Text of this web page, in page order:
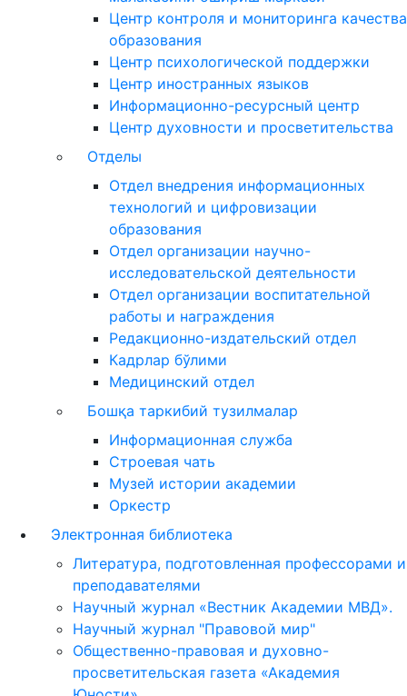
Центр контроля и мониторинга качества
образования
Центр психологической поддержки
Центр иностранных языков
Информационно-ресурсный центр
Центр духовности и просветительства
Отделы
Отдел внедрения информационных
технологий и цифровизации
образования
Отдел организации научно-
исследовательской деятельности
Отдел организации воспитательной
работы и награждения
Редакционно-издательский отдел
Кадрлар бўлими
Медицинский отдел
Бошқа таркибий тузилмалар
Информационная служба
Строевая чать
Музей истории академии
Оркестр
Электронная библиотека
Литература, подготовленная профессорами и
преподавателями
Научный журнал «Вестник Академии МВД».
Научный журнал "Правовой мир"
Общественно-правовая и духовно-
просветительская газета «Академия